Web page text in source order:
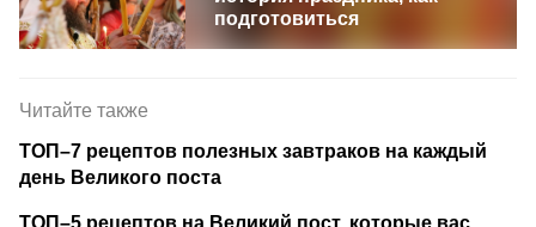
подготовиться
Читайте также
ТОП–7 рецептов полезных завтраков на каждый
день Великого поста
ТОП–5 рецептов на Великий пост, которые вас